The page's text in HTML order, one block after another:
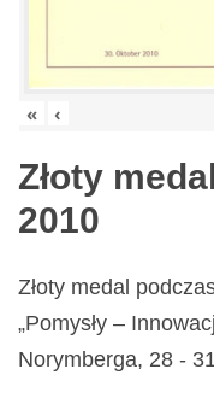
« ‹
Złoty
2010
Złoty medal
„Pomysły –
Norymberga, 28 -